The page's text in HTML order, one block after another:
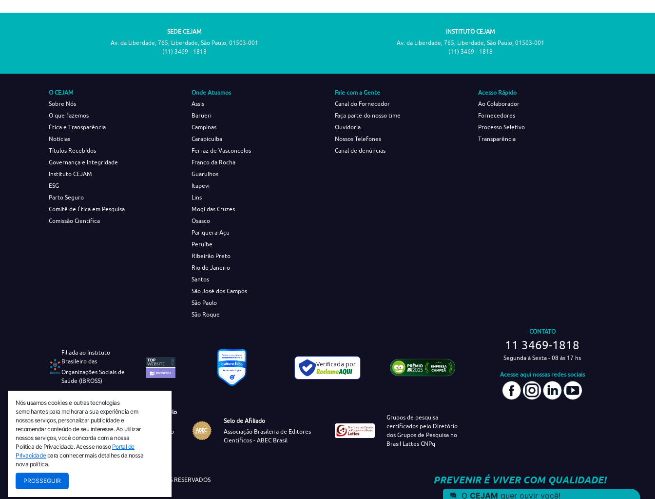
SEDE CEJAM
Av. da Liberdade, 765, Liberdade, São Paulo, 01503-001
(11) 3469 - 1818
INSTITUTO CEJAM
Av. da Liberdade, 765, Liberdade, São Paulo, 01503-001
(11) 3469 - 1818
O CEJAM
Sobre Nós
O que fazemos
Ética e Transparência
Notícias
Títulos Recebidos
Governança e Integridade
Instituto CEJAM
ESG
Parto Seguro
Comitê de Ética em Pesquisa
Comissão Científica
Onde Atuamos
Assis
Barueri
Campinas
Carapicuíba
Ferraz de Vasconcelos
Franco da Rocha
Guarulhos
Itapevi
Lins
Mogi das Cruzes
Osasco
Pariquera-Açu
Peruíbe
Ribeirão Preto
Rio de Janeiro
Santos
São José dos Campos
São Paulo
São Roque
Fale com a Gente
Canal do Fornecedor
Faça parte do nosso time
Ouvidoria
Nossos Telefones
Canal de denúncias
Acesso Rápido
Ao Colaborador
Fornecedores
Processo Seletivo
Transparência
Filiada ao Instituto
Brasileiro das
Organizações Sociais de
Saúde (IBROSS)
Verificada por
CONTATO
11 3469-1818
Segunda à Sexta - 08 às 17 hs
Acesse aqui nossas redes sociais
Revista Tecnico-Cientifica CEJAM Selo
Diamante de Ciência Aberta
Diretório Migulim Instituto Brasileiro
de Informação em Ciência e
Tecnologia - IBICT
Selo de Afiliado
Associação Brasileira de Editores
Científicos - ABEC Brasil
Grupos de pesquisa
certificados pelo Diretório
dos Grupos de Pesquisa no
Brasil Lattes CNPq
© 2026 TODOS OS DIREITOS RESERVADOS PREVENIR É VIVER COM QUALIDADE!
Nós usamos cookies e outras tecnologias
semelhantes para melhorar a sua experiência em
nossos serviços, personalizar publicidade e
recomendar conteúdo de seu interesse. Ao utilizar
nossos serviços, você concorda com a nossa
Política de Privacidade. Acesse nosso Portal de
Privacidadepara conhecer mais detalhes da nossa
nova política.
PROSSEGUIR
O CEJAM quer ouvir você!